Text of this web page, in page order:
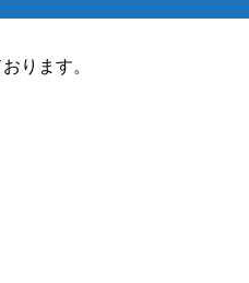
ります。